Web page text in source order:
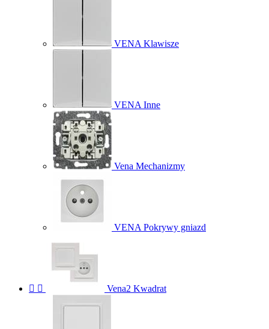
VENA Klawisze
VENA Inne
Vena Mechanizmy
VENA Pokrywy gniazd
  Vena2 Kwadrat